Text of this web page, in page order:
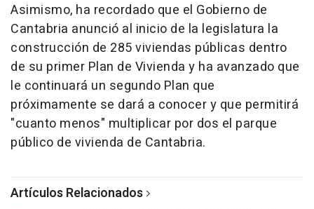
Asimismo, ha recordado que el Gobierno de
Cantabria anunció al inicio de la legislatura la
construcción de 285 viviendas públicas dentro
de su primer Plan de Vivienda y ha avanzado que
le continuará un segundo Plan que
próximamente se dará a conocer y que permitirá
"cuanto menos" multiplicar por dos el parque
público de vivienda de Cantabria.
Artículos Relacionados